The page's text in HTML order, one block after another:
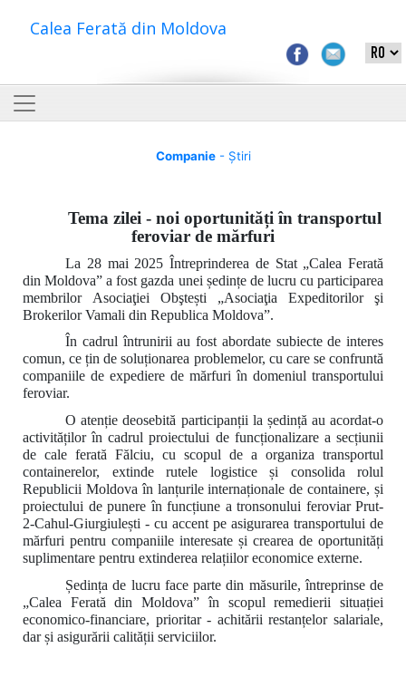
Calea Ferată din Moldova
Companie- Știri
Tema zilei - noi oportunități în transportul
feroviar de mărfuri
La 28 mai 2025 Întreprinderea de Stat „Calea Ferată
din Moldova” a fost gazda unei ședințe de lucru cu participarea
membrilor
Asociaţiei Obştești „Asociaţia Expeditorilor şi
Brokerilor Vamali din Republica Moldova”.
În cadrul întrunirii au fost abordate subiecte de interes
comun, ce țin de soluționarea problemelor, cu care se confruntă
companiile de expediere de mărfuri în domeniul transportului
feroviar.
O atenție deosebită participanții la ședință au acordat-o
activităților în cadrul proiectului de funcționalizare a secțiunii
de cale ferată Fălciu, cu scopul de a organiza transportul
containerelor, extinde rutele logistice și consolida rolul
Republicii Moldova în lanțurile internaționale de containere, și
proiectului de punere în funcțiune a tronsonului feroviar Prut-
2-Cahul-Giurgiulești - cu accent pe asigurarea transportului de
mărfuri pentru companiile interesate și crearea de oportunități
suplimentare pentru extinderea relațiilor economice externe.
Ședința de lucru face parte din măsurile, întreprinse de
„Calea Ferată din Moldova” în scopul remedierii situației
economico-financiare, prioritar - achitării restanțelor salariale,
dar și asigurării calității serviciilor.